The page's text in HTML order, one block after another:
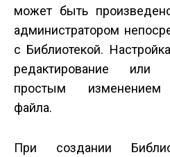
может быть
администратором
с Библиотекой.
редактирование или
простым изменением
файла.
При создании